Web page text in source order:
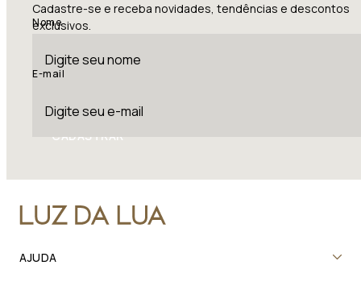
Cadastre-se e receba novidades, tendências e descontos
exclusivos.
Nome
E-mail
CADASTRAR
AJUDA